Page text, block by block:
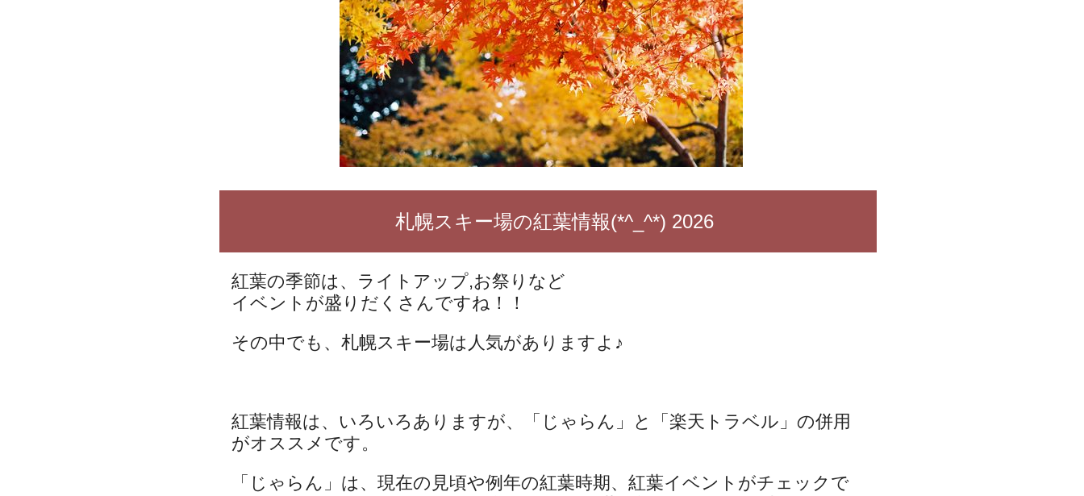
札幌スキー場の紅葉情報(*^_^*) 2026
紅葉の季節は、ライトアップ,お祭りなど
イベントが盛りだくさんですね！！
その中でも、札幌スキー場は人気がありますよ♪
紅葉情報は、いろいろありますが、「じゃらん」と「楽天トラベル」の併用
がオススメです。
「じゃらん」は、現在の見頃や例年の紅葉時期、紅葉イベントがチェックで